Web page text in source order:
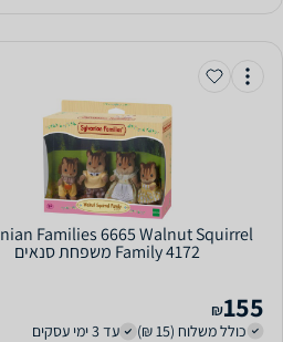
Families 6665 Walnut Squirrel
Family 4172 משפחת סנאים
155
₪
כולל משלוח (15 ₪)
עד 3 ימי עסקים